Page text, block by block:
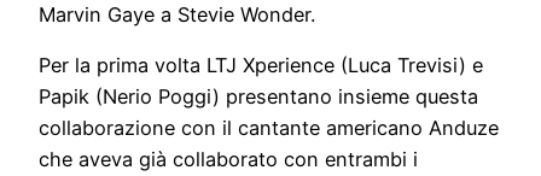
Marvin Gaye a Stevie Wonder.
Per la prima volta LTJ Xperience (Luca Trevisi) e
Papik (Nerio Poggi) presentano insieme questa
collaborazione con il cantante americano Anduze
che aveva già collaborato con entrambi i